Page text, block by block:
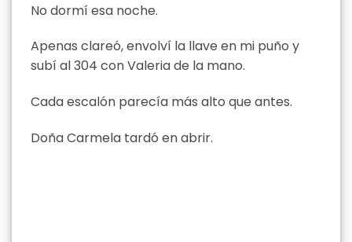
No dormí esa noche.
Apenas clareó, envolví la llave en mi puño y
subí al 304 con Valeria de la mano.
Cada escalón parecía más alto que antes.
Doña Carmela tardó en abrir.